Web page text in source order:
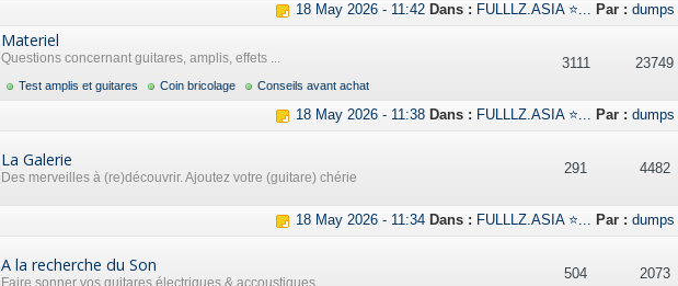
18 May 2026 - 11:42 Dans : FULLLZ.ASIA ⭐... Par : dumps
Materiel
Questions concernant guitares, amplis, effets ...
Test amplis et guitares Coin bricolage Conseils avant achat
3111 23749
18 May 2026 - 11:38 Dans : FULLLZ.ASIA ⭐... Par : dumps
La Galerie
Des merveilles à (re)découvrir. Ajoutez votre (guitare) chérie
291 4482
18 May 2026 - 11:34 Dans : FULLLZ.ASIA ⭐... Par : dumps
A la recherche du Son
Faire sonner vos guitares électriques & accoustiques
504 2073